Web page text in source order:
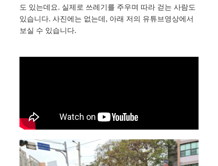
도 있는데요. 실제로 쓰레기를 주우며 따라 걷는 사람도
있습니다. 사진에는 없는데, 아래 저의 유튜브영상에서
보실 수 있습니다.